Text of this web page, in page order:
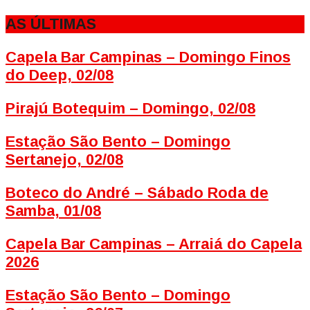
AS ÚLTIMAS
Capela Bar Campinas – Domingo Finos
do Deep, 02/08
Pirajú Botequim – Domingo, 02/08
Estação São Bento – Domingo
Sertanejo, 02/08
Boteco do André – Sábado Roda de
Samba, 01/08
Capela Bar Campinas – Arraiá do Capela
2026
Estação São Bento – Domingo